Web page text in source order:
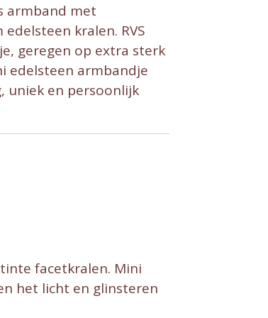
armband met
kralen. RVS
geregen op extra sterk
edelsteen armbandje
uniek en persoonlijk
facetkralen. Mini
het licht en glinsteren